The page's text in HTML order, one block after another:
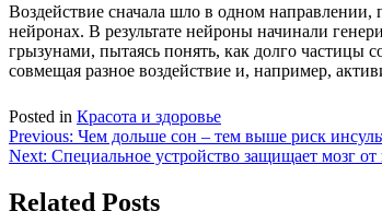
Воздействие сначала шло в одном
нейронах. В результате нейроны начинали
грызунами, пытаясь понять, как долго частицы
совмещая разное воздействие и, например,
Posted in Красота и здоровье
Навигация
по
записям
Previous: Чем дольше сон – тем выше риск
Next: Специальное устройство защищает мозг
Related Posts